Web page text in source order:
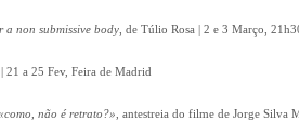
a non submissive body , de Túlio Rosa | 2 e 3 Março,
21 a 25 Fev, Feira de Madrid
não é retrato?» , antestreia do filme de Jorge Silva